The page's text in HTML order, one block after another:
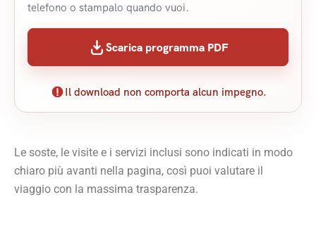
telefono o stampalo quando vuoi.
Scarica programma PDF
Il download non comporta alcun impegno.
Le soste, le visite e i servizi inclusi sono indicati in modo
chiaro più avanti nella pagina, così puoi valutare il
viaggio con la massima trasparenza.